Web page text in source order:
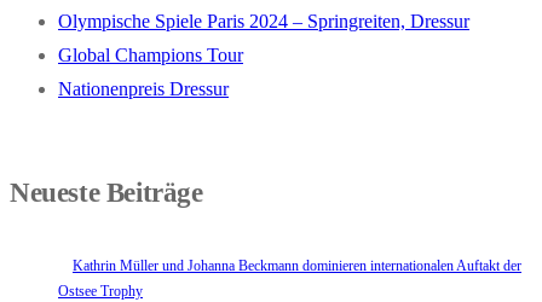
Olympische Spiele Paris 2024 – Springreiten, Dressur
Global Champions Tour
Nationenpreis Dressur
Neueste Beiträge
Kathrin Müller und Johanna Beckmann dominieren internationalen Auftakt der
Ostsee Trophy